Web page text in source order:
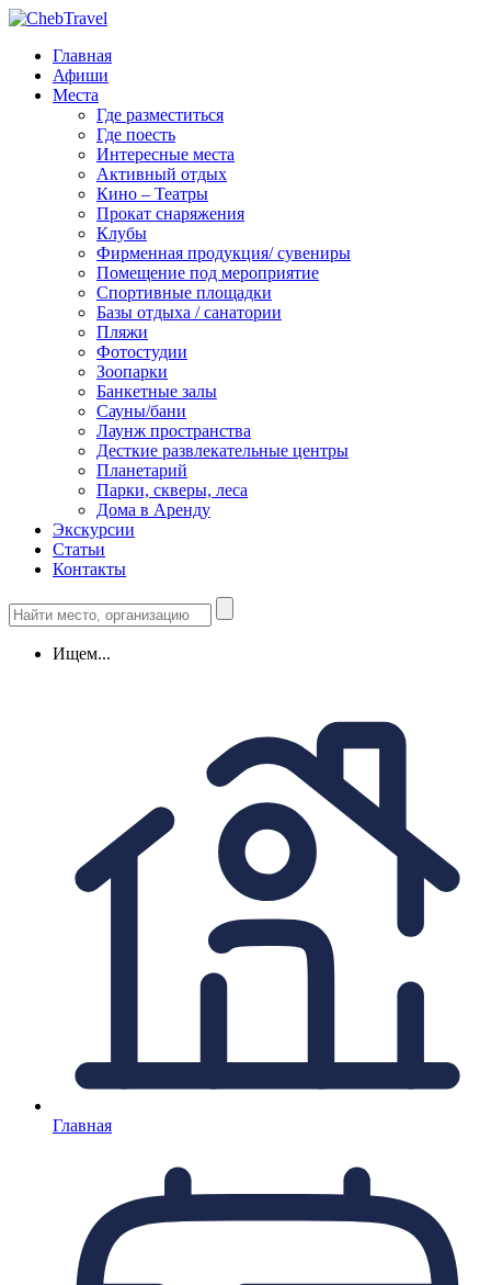
Главная
Афиши
Места
Где разместиться
Где поесть
Интересные места
Активный отдых
Кино – Театры
Прокат снаряжения
Клубы
Фирменная продукция/ сувениры
Помещение под мероприятие
Спортивные площадки
Базы отдыха / санатории
Пляжи
Фотостудии
Зоопарки
Банкетные залы
Сауны/бани
Лаунж пространства
Десткие развлекательные центры
Планетарий
Парки, скверы, леса
Дома в Аренду
Экскурсии
Статьи
Контакты
Ищем...
Главная